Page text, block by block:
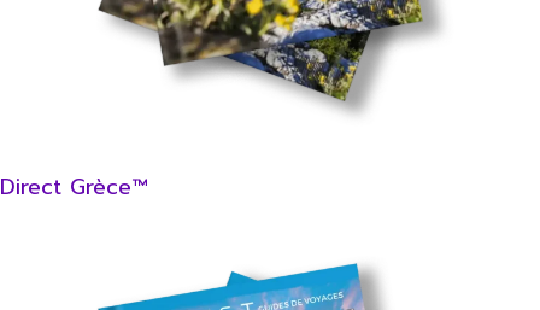
Direct Grèce™